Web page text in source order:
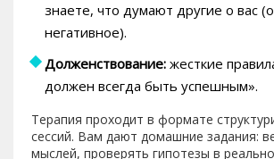
знаете, что думают другие о вас
негативное).
Долженствование: жесткие
должен всегда быть успешным».
Терапия проходит в формате
сессий. Вам дают домашние задания:
мыслей, проверять гипотезы в